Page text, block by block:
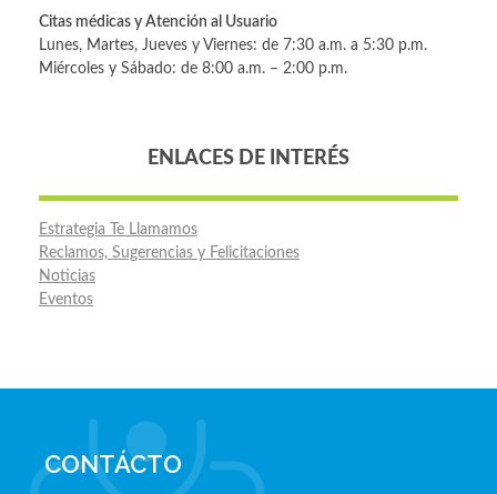
Citas médicas y Atención al Usuario
Lunes, Martes, Jueves y Viernes: de 7:30 a.m. a 5:30 p.m.
Miércoles y Sábado: de 8:00 a.m. – 2:00 p.m.
ENLACES DE INTERÉS
Estrategia Te Llamamos
Reclamos, Sugerencias y Felicitaciones
Noticias
Eventos
CONTÁCTO